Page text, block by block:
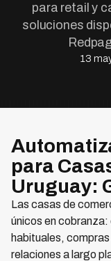
para retail y
soluciones
13
para
Uruguay:
Las casas de
únicos en
habituales,
relaciones a largo